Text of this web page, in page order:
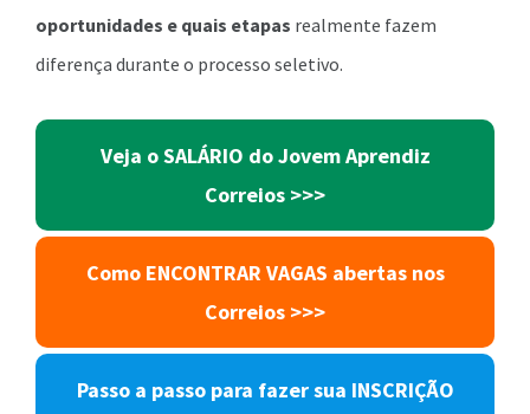
oportunidades e quais etapas realmente fazem
diferença durante o processo seletivo.
Veja o SALÁRIO do Jovem Aprendiz
Correios >>>
Como ENCONTRAR VAGAS abertas nos
Correios >>>
Passo a passo para fazer sua INSCRIÇÃO